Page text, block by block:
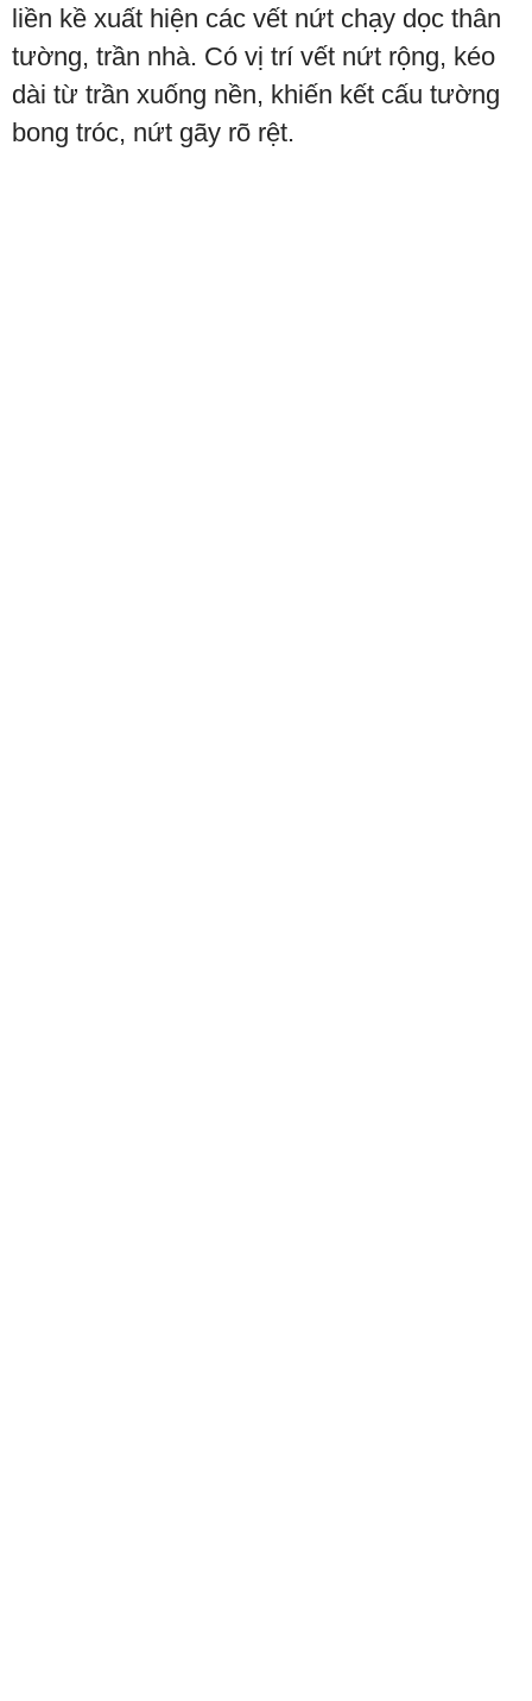
liền kề xuất hiện các vết nứt chạy dọc thân
tường, trần nhà. Có vị trí vết nứt rộng, kéo
dài từ trần xuống nền, khiến kết cấu tường
bong tróc, nứt gãy rõ rệt.